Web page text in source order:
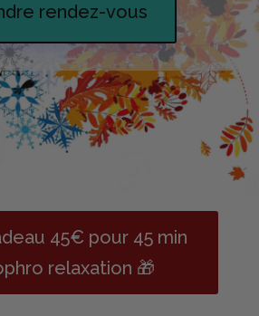
rendez-vous
45€ pour 45 min
relaxation 🎁